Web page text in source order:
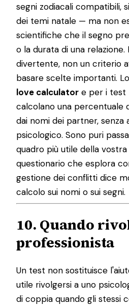
segni zodiacali compatibili,
dei temi natale — ma non
scientifiche che il segno
o la durata di una
divertente, non un criterio
basare scelte importanti.
love calculator e per i test
calcolano una percentuale
dai nomi dei partner,
psicologico. Sono puri
quadro più utile della vostra
questionario che esplora
gestione dei conflitti dice
calcolo sui nomi o sui segni.
10. Quando
professionista
Un test non sostituisce
utile rivolgersi a uno
di coppia quando gli stessi